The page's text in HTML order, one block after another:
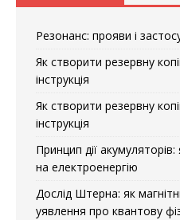
Резонанс: прояви і
Як створити резервну
інструкція
Як створити резервну
інструкція
Принцип дії
на електроенергію
Дослід Штерна: як
уявлення про квантову